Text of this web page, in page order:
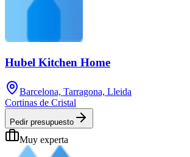
Hubel Kitchen Home
Barcelona, Tarragona, Lleida
Cortinas de Cristal
Pedir presupuesto
Muy experta